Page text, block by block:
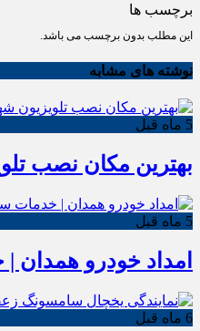
برچسب ها
این مطلب بدون برچسب می باشد.
نوشته های مشابه
5 ماه قبل
بهترین مکان نصب
5 ماه قبل
امداد خودرو
6 ماه قبل